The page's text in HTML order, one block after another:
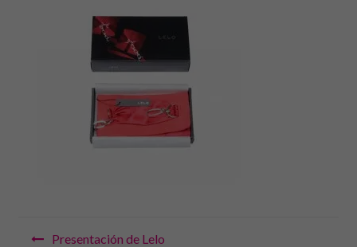
Navegación
Presentación de Lelo